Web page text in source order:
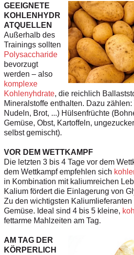
GEEIGNETE
KOHLENHYDR
ATQUELLEN
Außerhalb des
Trainings sollten
Polysaccharide
bevorzugt
werden – also
komplexe
Kohlenyhdrate, die reichlich
Mineralstoffe enthalten. Dazu
Nudeln, Brot, ...) Hülsenfrüchte
Gemüse, Obst, Kartoffeln,
selbst gemischt).
VOR DEM WETTKAMPF
Die letzten 3 bis 4 Tage vor dem
dem Wettkampf empfehlen sich
in Kombination mit kaliumreichen
Kalium fördert die Einlagerung von
Zu den wichtigsten Kaliumlieferanten
Gemüse. Ideal sind 4 bis 5 kleine,
fettarme Mahlzeiten am Tag.
AM TAG DER
KÖRPERLICH